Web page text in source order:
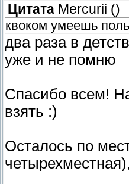
Цитата Mercurii ()
квоком умеешь
два раза в
уже и не помню
Спасибо всем!
взять :)
Осталось по